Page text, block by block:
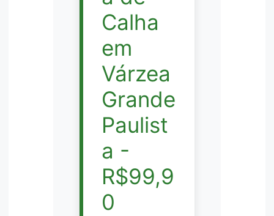
Calha
em
Várzea
Grande
Paulist
a -
R$99,9
0